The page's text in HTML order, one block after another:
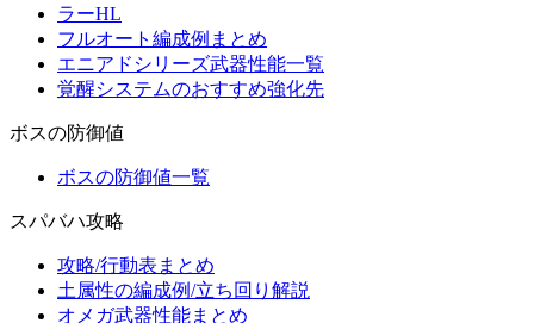
ラーHL
フルオート編成例まとめ
エニアドシリーズ武器性能一覧
覚醒システムのおすすめ強化先
ボスの防御値
ボスの防御値一覧
スパバハ攻略
攻略/行動表まとめ
土属性の編成例/立ち回り解説
オメガ武器性能まとめ